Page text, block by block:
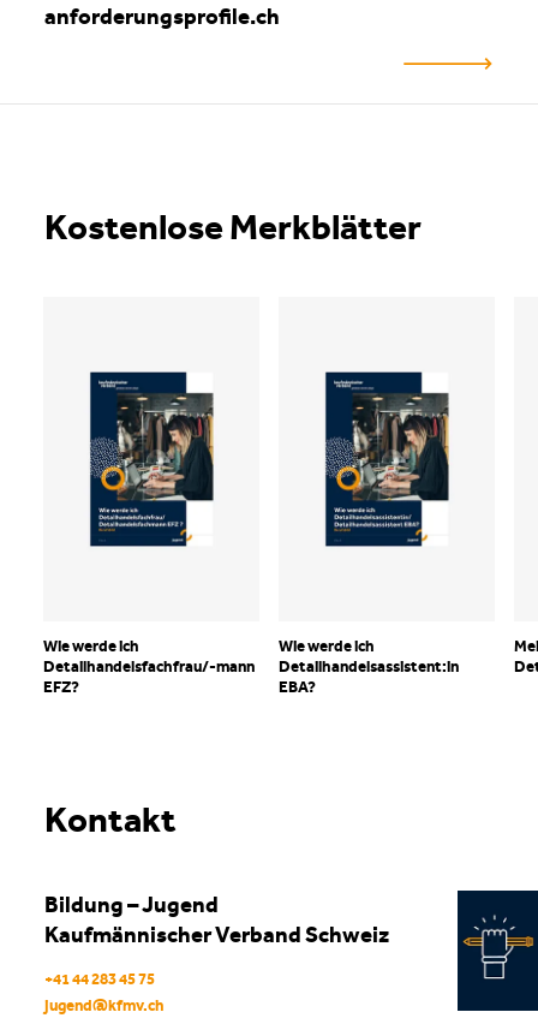
anforderungsprofile.ch
Kostenlose Merkblätter
Wie werde ich
Detailhandelsfachfrau/-mann
EFZ?
Wie werde ich
Detailhandelsassistent:in
EBA?
Kontakt
Bildung – Jugend
Kaufmännischer Verband Schweiz
+41 44 283 45 75
jugend@kfmv.ch